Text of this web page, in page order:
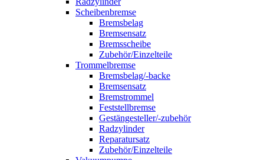
Scheibenbremse
Bremsbelag
Bremsensatz
Bremsscheibe
Zubehör/Einzelteile
Trommelbremse
Bremsbelag/-backe
Bremsensatz
Bremstrommel
Feststellbremse
Gestängesteller/-zubehör
Radzylinder
Reparatursatz
Zubehör/Einzelteile